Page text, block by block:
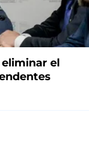
el